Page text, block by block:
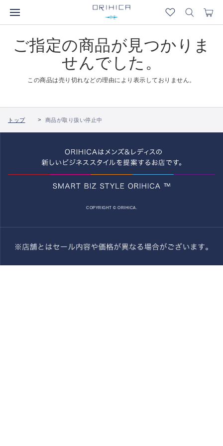
ご指定の商品が見つかりま
せんでした。
この商品は売り切れなどの理由により表示しておりません。
トップ 商品が取り扱い停止中
COPYRIGHT © ORIHICA.